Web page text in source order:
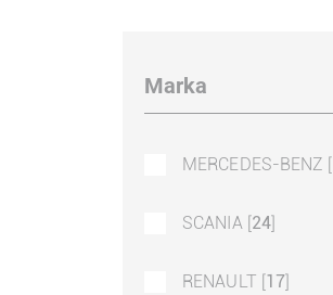
Marka
MERCEDES-BENZ [
SCANIA [24]
RENAULT [17]